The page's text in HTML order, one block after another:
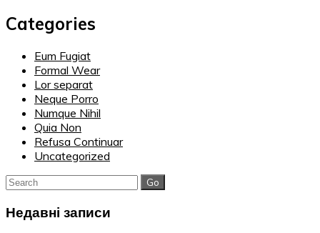
Categories
Eum Fugiat
Formal Wear
Lor separat
Neque Porro
Numque Nihil
Quia Non
Refusa Continuar
Uncategorized
Search
for:
Недавні записи